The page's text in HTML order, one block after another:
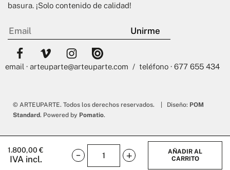
1.800,00 €
IVA incl. 0001
AÑADIR AL
CARRITO
basura. ¡Solo contenido de calidad!
email · arteuparte@arteuparte.com / teléfono · 677 655 434
© ARTEUPARTE. Todos los derechos reservados. | Diseño: POM
Standard. Powered by Pomatio.